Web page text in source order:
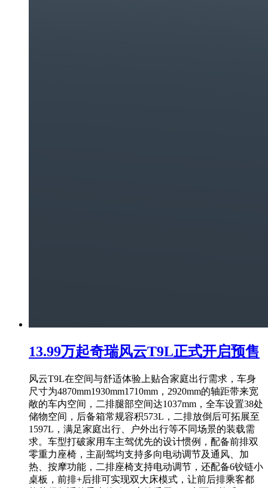
13.99万起奇瑞风云T9L正式开启预售
风云T9L在空间与舒适体验上贴合家庭出行需求，车身
尺寸为4870mm1930mm1710mm，2920mm的轴距带来宽
敞的车内空间，二排腿部空间达1037mm，全车设置38处
储物空间，后备箱常规容积573L，二排放倒后可拓展至
1597L，满足家庭出行、户外出行等不同场景的装载需
求。车型打破家用车主驾优先的设计惯例，配备前排双
零重力座椅，主副驾均支持多向电动调节及通风、加
热、按摩功能，二排座椅支持电动调节，还配备6铰链小
桌板，前排+后排可实现双大床模式，让前后排乘客都